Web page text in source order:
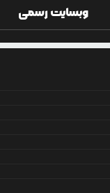
وبسایت رسمی